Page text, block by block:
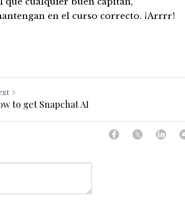
en el curso correcto. ¡Arrrr!
to get Snapchat AI